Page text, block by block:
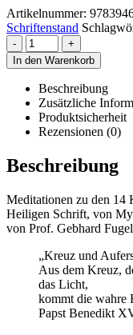
Artikelnummer:
Schriftenstand
-
+
In den Warenkorb
Beschreibung
Zusätzliche
Produktsicherheit
Rezensionen (0)
Beschreibung
Meditationen zu den 14
Heiligen Schrift, von
von Prof. Gebhard
„Kreuz und
Aus dem Kreuz,
das Licht,
kommt die wahre
Papst Benedikt